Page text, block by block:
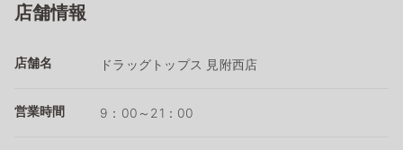
店舗情報
店舗名 ドラッグトップス 見附西店
営業時間 9：00～21：00